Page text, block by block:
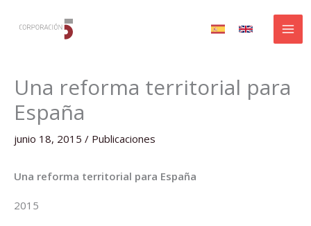
Una reforma territorial para
España​
junio 18, 2015 / Publicaciones
Una reforma territorial para España
2015​